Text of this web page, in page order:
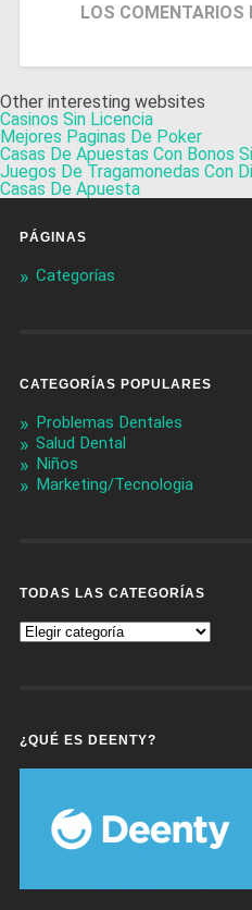
LOS COMENTARIOS
Other interesting websites
Casinos Sin Licencia
Mejores Paginas De Poker
Casas De Apuestas Con Bonos
Juegos De Tragamonedas Con
Casas De Apuesta
PÁGINAS
Categorías
CATEGORÍAS POPULARES
Problemas Dentales
Salud Dental
Niños
Marketing/Tecnologia
TODAS LAS CATEGORÍAS
Todas
Las
¿QUÉ ES DEENTY?